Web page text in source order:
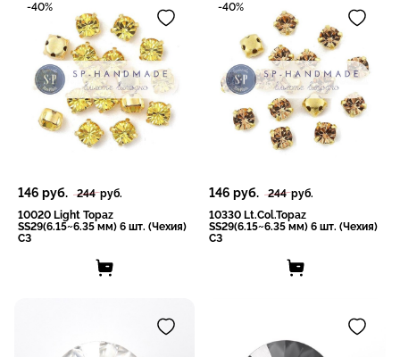
146 руб. 244руб.
10020 Light Topaz
SS29(6.15~6.35 мм) 6 шт. (Чехия)
СЗ
-40%
146 руб. 244руб.
10330 Lt.Col.Topaz
SS29(6.15~6.35 мм) 6 шт. (Чехия)
СЗ
-40%